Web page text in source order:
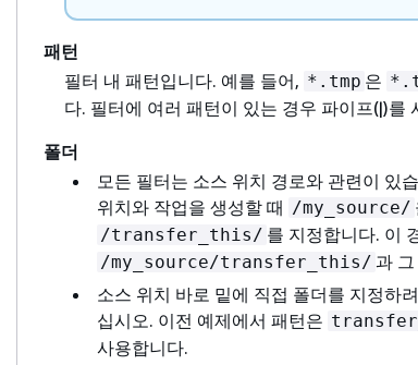
패턴
필터 내 패턴입니다. 예를 들어, *.tmp 은
다. 필터에 여러 패턴이 있는 경우 파이프(|)를
폴더
모든 필터는 소스 위치 경로와 관련이 있
위치와 작업을 생성할 때 /my_source/
/transfer_this/ 를 지정합니다. 이
/my_source/transfer_this/ 과
소스 위치 바로 밑에 직접 폴더를 지정하
십시오. 이전 예제에서 패턴은
사용합니다.